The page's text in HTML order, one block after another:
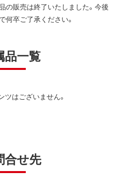
の販売は終了いたしました。今後
何卒ご了承ください。
品一覧
ツはございません。
合せ先